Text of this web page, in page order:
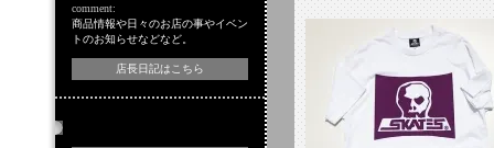
comment:
商品情報や日々のお店の事やイベン
トのお知らせなどなど。
店長日記はこちら